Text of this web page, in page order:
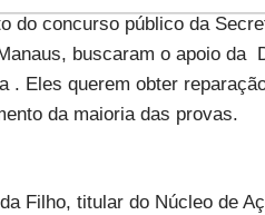
do concurso público da
buscaram o apoio da
. Eles querem obter
da maioria das provas.
Filho, titular do Núcleo de